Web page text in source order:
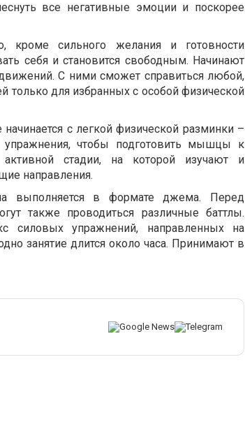
все негативные эмоции и поскорее
кроме сильного желания и готовности
себя и становится свободным. Начинают
С ними сможет справиться любой,
только для избранных с особой физической
с легкой физической разминки –
чтобы подготовить мышцы к
стадии, на которой изучают и
направления.
выполняется в формате джема. Перед
также проводиться различные баттлы.
силовых упражнений, направленных на
занятие длится около часа. Принимают в